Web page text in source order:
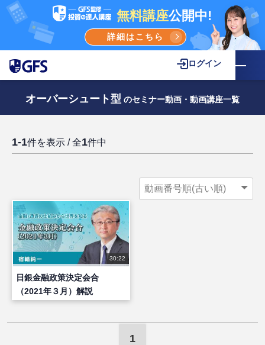
無料講座公開中!
詳細はこちら
ログイン
オーバーシュート型 のセミナー動画・動画講座一覧
1-1件を表示 / 全1件中
30:22
日銀金融政策決定会合
（2021年３月）解説
1